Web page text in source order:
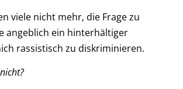
viele nicht mehr, die Frage zu
angeblich ein hinterhältiger
rassistisch zu diskriminieren.